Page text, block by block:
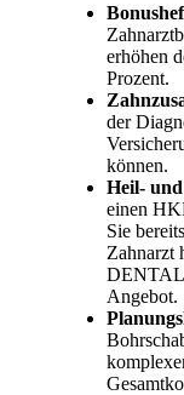
erhöhen
Prozent.
der
können.
Heil-
einen
Sie
Zahnarzt
Angebot.